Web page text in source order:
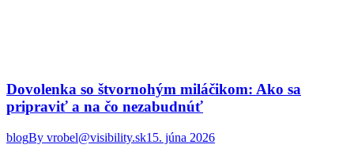
Dovolenka so štvornohým miláčikom: Ako sa
pripraviť a na čo nezabudnúť
blogBy vrobel@visibility.sk15. júna 2026